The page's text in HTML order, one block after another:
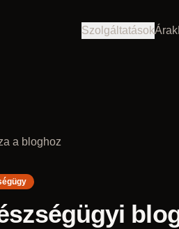
SzolgáltatásokÁrak
a bloghoz